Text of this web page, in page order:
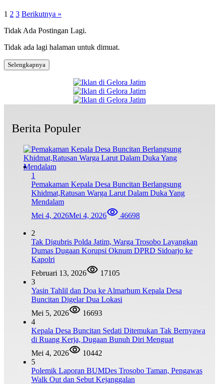
1 2 3 Berikutnya »
Tidak Ada Postingan Lagi.
Tidak ada lagi halaman untuk dimuat.
Selengkapnya
Berita Populer
1
Pemakaman Kepala Desa Buncitan Berlangsung
Khidmat,Ratusan Warga Larut Dalam Duka Yang
Mendalam
Mei 4, 2026Mei 4, 2026 46698
2
Tak Digubris Polda Jatim, Warga Trosobo Layangkan
Dumas Dugaan Korupsi Oknum DPRD Sidoarjo ke
Kapolri
Februari 13, 2026
17105
3
Yasin Tahlil dan Doa ke Almarhum Kepala Desa
Buncitan Digelar Dua Lokasi
Mei 5, 2026
16693
4
Kepala Desa Buncitan Sedati Ditemukan Tak Bernyawa
di Ruang Kerja, Dugaan Bunuh Diri Menguat
Mei 4, 2026
10442
5
Polemik Laporan BUMDes Trosobo Taman, Pengawas
Walk Out dan Sebut Kejanggalan